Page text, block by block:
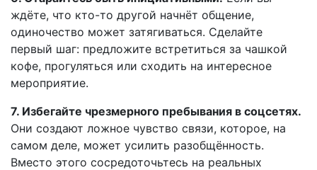
ждёте, что кто-то другой начнёт общение,
одиночество может затягиваться. Сделайте
первый шаг: предложите встретиться за чашкой
кофе, прогуляться или сходить на интересное
мероприятие.
7. Избегайте чрезмерного пребывания в соцсетях.
Они создают ложное чувство связи, которое, на
самом деле, может усилить разобщённость.
Вместо этого сосредоточьтесь на реальных